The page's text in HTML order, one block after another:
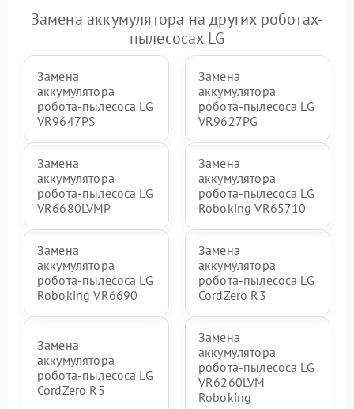
Замена аккумулятора на других роботах-
пылесосах LG
Замена
аккумулятора
робота-пылесоса LG
VR9647PS
Замена
аккумулятора
робота-пылесоса LG
VR9627PG
Замена
аккумулятора
робота-пылесоса LG
VR6680LVMP
Замена
аккумулятора
робота-пылесоса LG
Roboking VR65710
Замена
аккумулятора
робота-пылесоса LG
Roboking VR6690
Замена
аккумулятора
робота-пылесоса LG
CordZero R3
Замена
аккумулятора
робота-пылесоса LG
CordZero R5
Замена
аккумулятора
робота-пылесоса LG
VR6260LVM
Roboking